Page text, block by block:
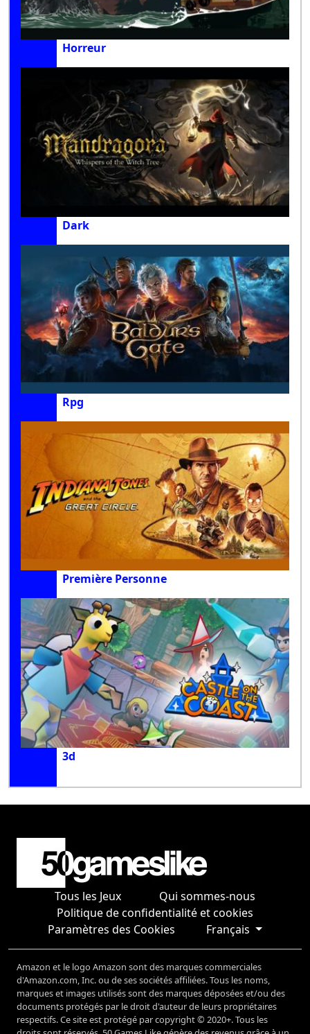
Horreur
Dark
Rpg
Première Personne
3d
Tous les Jeux
Qui sommes-nous
Politique de confidentialité et cookies
Paramètres des Cookies
Français
Amazon et le logo Amazon sont des marques commerciales
d'Amazon.com, Inc. ou de ses sociétés affiliées. Tous les noms,
marques et images utilisés sont des marques déposées et/ou des
documents protégés par le droit d'auteur de leurs propriétaires
respectifs. Ce site est protégé par copyright © 2020+. Tous les